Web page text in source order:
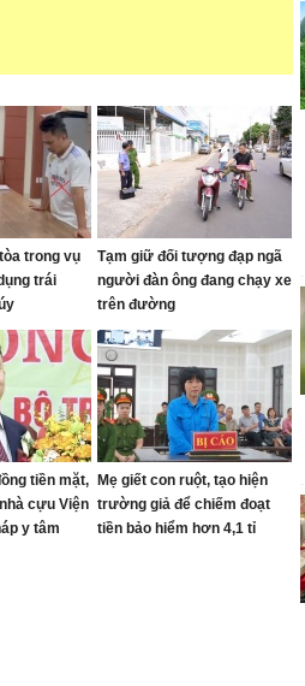
trong vụ
trái
Tạm giữ đối tượng đạp ngã
người đàn ông đang chạy xe
trên đường
tiền mặt,
cựu Viện
y tâm
Mẹ giết con ruột, tạo hiện
trường giả để chiếm đoạt
tiền bảo hiểm hơn 4,1 tỉ